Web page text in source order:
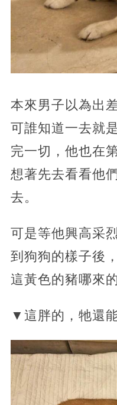
本來男子以為出
可誰知道一去就
完一切，他也在
想著先去看看他
去。
可是等他興高采
到狗狗的樣子後
這黃色的豬哪來
▼這胖的，牠還